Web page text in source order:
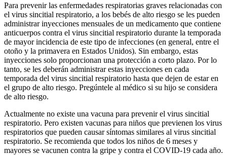
Para prevenir las enfermedades respiratorias graves relacionadas con
el virus sincitial respiratorio, a los bebés de alto riesgo se les pueden
administrar inyecciones mensuales de un medicamento que contiene
anticuerpos contra el virus sincitial respiratorio durante la temporada
de mayor incidencia de este tipo de infecciones (en general, entre el
otoño y la primavera en Estados Unidos). Sin embargo, estas
inyecciones solo proporcionan una protección a corto plazo. Por lo
tanto, se les deberán administrar estas inyecciones en cada
temporada del virus sincitial respiratorio hasta que dejen de estar en
el grupo de alto riesgo. Pregúntele al médico si su hijo se considera
de alto riesgo.
Actualmente no existe una vacuna para prevenir el virus sincitial
respiratorio. Pero existen vacunas para niños que previenen los virus
respiratorios que pueden causar síntomas similares al virus sincitial
respiratorio. Se recomienda que todos los niños de 6 meses y
mayores se vacunen contra la gripe y contra el COVID-19 cada año.